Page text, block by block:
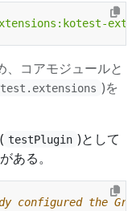
、コアモジュールと
)を
testPlugin )として
ある。